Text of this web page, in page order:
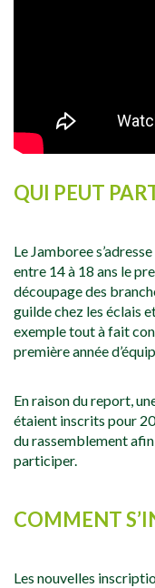
QUI PEUT
Le Jamboree
entre 14 à 18 ans le
découpage des
guilde chez les éclais
exemple tout à fait
première année
En raison du report,
étaient inscrits pour
du rassemblement
participer.
COMMENT
Les nouvelles